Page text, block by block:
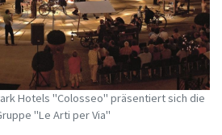
Hotels "Colosseo" präsentiert sich die
"Le Arti per Via"